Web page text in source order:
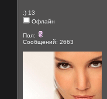
:) 13
Офлайн
Пол:
Сообщений: 2663